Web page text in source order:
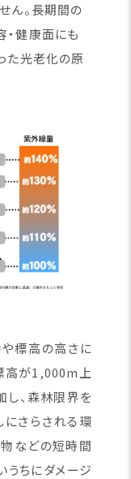
ん。長期間の
健康面にも
た光老化の原
標高の高さに
高が1,000m上
、森林限界を
にさらされる環
などの短時間
ちにダメージ